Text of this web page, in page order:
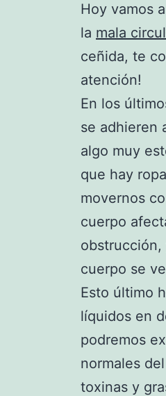
Hoy vamos
la mala
ceñida, te
atención!
En los
se adhieren
algo muy
que hay
movernos
cuerpo
obstrucción,
cuerpo se
Esto último
líquidos en
podremos
normales
toxinas y